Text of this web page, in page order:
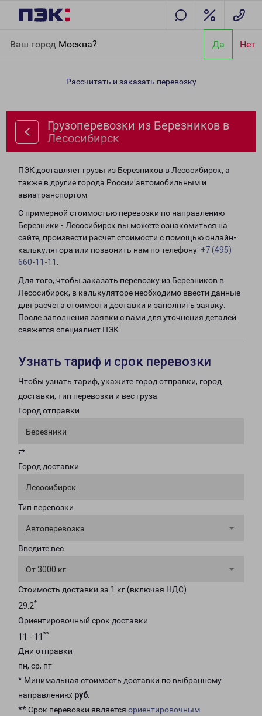
Ваш город Москва? Да Нет
Лесосибирск
Рассчитать и заказать перевозку
Грузоперевозки из Березников в
Лесосибирск
ПЭК доставляет грузы из Березников в Лесосибирск, а
также в другие города России автомобильным и
авиатранспортом.
С примерной стоимостью перевозки по направлению
Березники - Лесосибирск вы можете ознакомиться на
сайте, произвести расчет стоимости с помощью онлайн-
калькулятора или позвонить нам по телефону: +7 (495)
660-11-11
Для того, чтобы заказать перевозку из Березников в
Лесосибирск, в калькуляторе необходимо ввести данные
для расчета стоимости доставки и заполнить заявку.
После заполнения заявки с вами для уточнения деталей
свяжется специалист ПЭК.
Узнать тариф и срок перевозки
Чтобы узнать тариф, укажите город отправки, город
доставки, тип перевозки и вес груза.
Город отправки
Березники
⇄
Город доставки
Лесосибирск
Тип перевозки
Автоперевозка
Введите вес
От 3000 кг
Стоимость доставки за 1 кг (включая НДС)
29.2*
Ориентировочный срок доставки
11 - 11 **
Дни отправки
пн, ср, пт
* Минимальная стоимость доставки по выбранному
направлению: руб.
** Срок перевозки является ориентировочным